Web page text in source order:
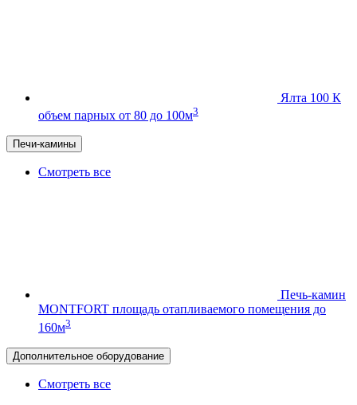
Ялта 100 К
объем парных от 80 до 100м3
Печи-камины
Смотреть все
Печь-камин
MONTFORT площадь отапливаемого помещения до
160м3
Дополнительное оборудование
Смотреть все